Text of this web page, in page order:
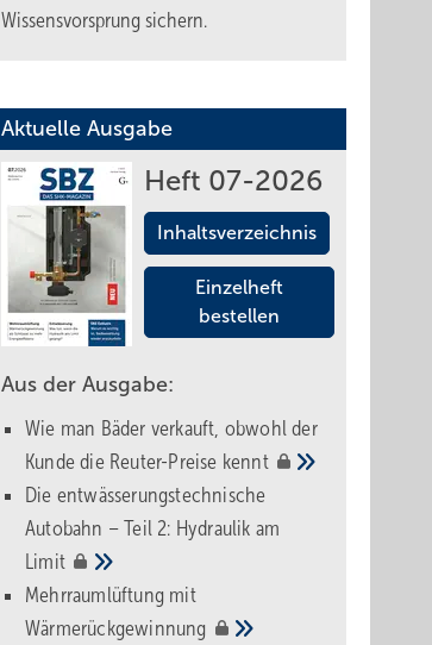
Wissensvorsprung sichern.
Aktuelle Ausgabe
Heft 07-2026
Inhaltsverzeichnis
Einzelheft
bestellen
Aus der Ausgabe:
Wie man Bäder verkauft, obwohl der
Kunde die Reuter-Preise kennt
Die entwässerungstechnische
Autobahn – Teil 2: Hydraulik am
Limit
Mehrraumlüftung mit
Wärmerückgewinnung